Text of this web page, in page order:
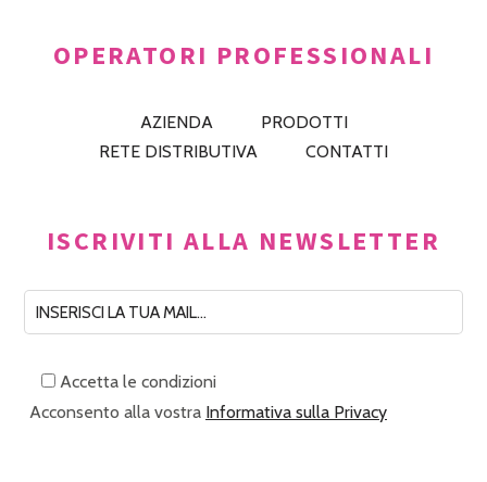
OPERATORI PROFESSIONALI
AZIENDA
PRODOTTI
RETE DISTRIBUTIVA
CONTATTI
ISCRIVITI ALLA NEWSLETTER
Accetta le condizioni
Acconsento alla vostra Informativa sulla Privacy